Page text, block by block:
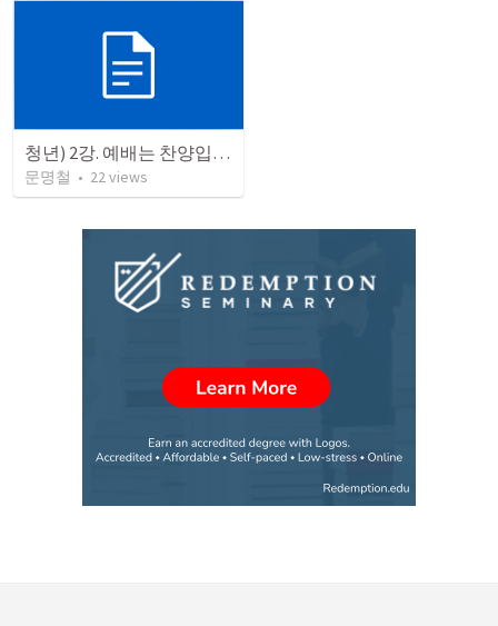
청년) 2강. 예배는 찬양입니다 2 (구원받은 자의 반응)
문명철 • 22views